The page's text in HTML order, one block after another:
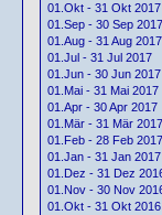
01.Okt - 31 Okt 2017
01.Sep - 30 Sep 2017
01.Aug - 31 Aug 2017
01.Jul - 31 Jul 2017
01.Jun - 30 Jun 2017
01.Mai - 31 Mai 2017
01.Apr - 30 Apr 2017
01.Mär - 31 Mär 2017
01.Feb - 28 Feb 2017
01.Jan - 31 Jan 2017
01.Dez - 31 Dez
01.Nov - 30 Nov
01.Okt - 31 Okt 2016